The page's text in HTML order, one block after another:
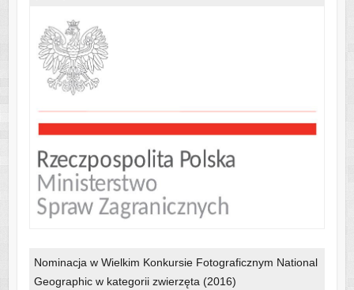
Nominacja w Wielkim Konkursie Fotograficznym National
Geographic w kategorii zwierzęta (2016)